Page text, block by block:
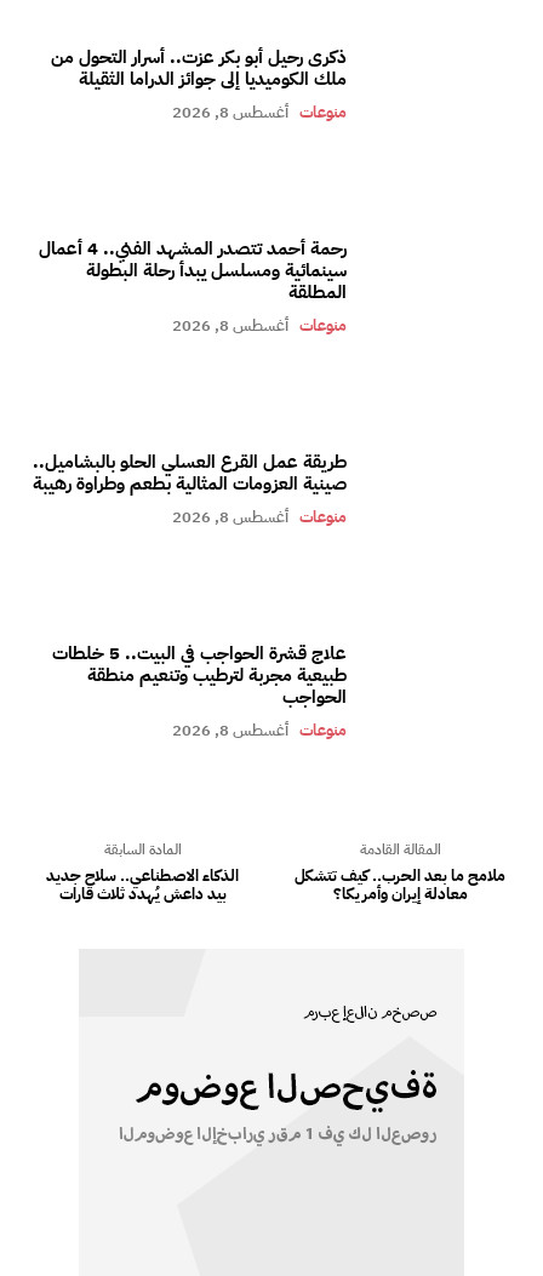
ذكرى رحيل أبو بكر عزت.. أسرار التحول من
ملك الكوميديا إلى جوائز الدراما الثقيلة
منوعات أغسطس 8, 2026
رحمة أحمد تتصدر المشهد الفني.. 4 أعمال
سينمائية ومسلسل يبدأ رحلة البطولة
المطلقة
منوعات أغسطس 8, 2026
طريقة عمل القرع العسلي الحلو بالبشاميل..
صينية العزومات المثالية بطعم وطراوة رهيبة
منوعات أغسطس 8, 2026
علاج قشرة الحواجب في البيت.. 5 خلطات
طبيعية مجربة لترطيب وتنعيم منطقة
الحواجب
منوعات أغسطس 8, 2026
المادة السابقة
الذكاء الاصطناعي.. سلاح جديد
بيد داعش يُهدد ثلاث قارات
المقالة القادمة
ملامح ما بعد الحرب.. كيف تتشكل
معادلة إيران وأمريكا؟